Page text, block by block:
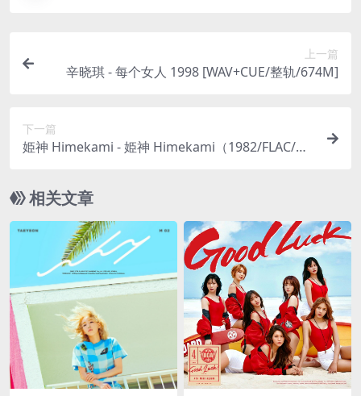
上一篇
辛晓琪 - 每个女人 1998 [WAV+CUE/整轨/674M]
下一篇
姫神 Himekami - 姫神 Himekami（1982/FLAC/分
相关文章